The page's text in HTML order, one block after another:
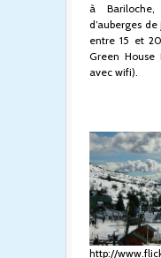
à
d’auberges
entre 15 et
Green House
avec wifi).
http://